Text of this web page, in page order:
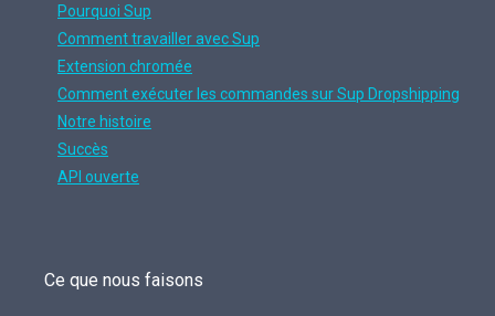
Pourquoi Sup
Comment travailler avec Sup
Extension chromée
Comment exécuter les commandes sur Sup Dropshipping
Notre histoire
Succès
API ouverte
Ce que nous faisons